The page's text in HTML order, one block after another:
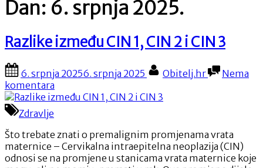
Dan: 6. srpnja 2025.
Razlike između CIN 1, CIN 2 i CIN 3
Posted
on
6. srpnja 20256. srpnja 2025 By
Obitelj.hr
Nema
komentara
Razlike
1,
CIN
2
Zdravlje
Što trebate znati o premalignim promjenama vrata
maternice – Cervikalna intraepitelna neoplazija (CIN)
odnosi se na promjene u stanicama vrata maternice koje